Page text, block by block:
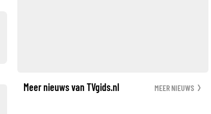
Meer nieuws van TVgids.nl MEER NIEUWS